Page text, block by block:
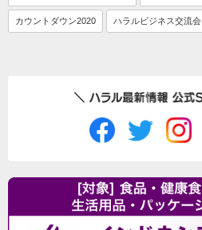
カウントダウン2020 ハラルビジネス交流会